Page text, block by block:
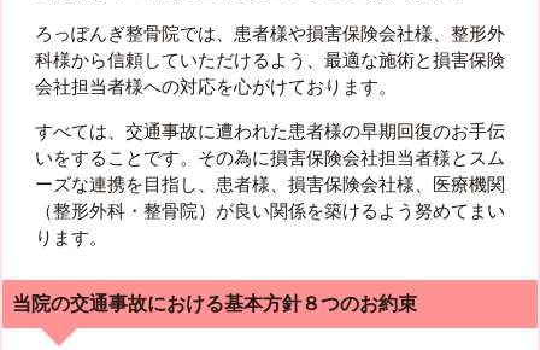
ろっぽんぎ整骨院では、患者様や損害保険会社様、整形外
科様から信頼していただけるよう、最適な施術と損害保険
会社担当者様への対応を心がけております。
すべては、交通事故に遭われた患者様の早期回復のお手伝
いをすることです。その為に損害保険会社担当者様とスム
ーズな連携を目指し、患者様、損害保険会社様、医療機関
（整形外科・整骨院）が良い関係を築けるよう努めてまい
ります。
当院の交通事故における基本方針８つのお約束